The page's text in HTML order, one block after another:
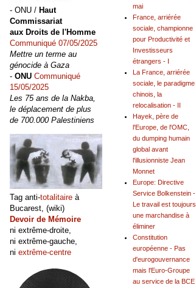
mai
France, arriérée
sociale, championne
pour Productivité et
Investisseurs
étrangers - I
La France, arriérée
sociale, le paradigme
chinois, la
relocalisation - II
Hayek, père de
l'Europe, de l'OMC,
du dumping humain
global avant
l'illusionniste Jean
Monnet
Europe: Directive
Service Bolkenstein -
Le travail est toujours
une marchandise à
éliminer
Constitution
européenne - Pas
d'eurogouvernance
mais l'Euro-Groupe
au service de la BCE
- ONU / Haut
Commissariat
aux Droits de l'Homme
Communiqué 07/05/2025
Mettre un terme au
génocide à Gaza
- ONU Communiqué
15/05/2025
Les 75 ans de la Nakba,
le déplacement de plus
de 700.000 Palestiniens
Tag anti-totalitaire à
Bucarest, (wiki)
Devoir de Mémoire
ni extrême-droite,
ni extrême-gauche,
ni extrême-centre